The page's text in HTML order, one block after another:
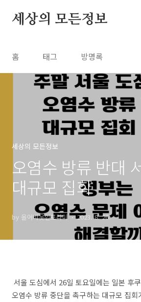
세상의 모든정보
홈 태그 방명록
세상의 모든정보
오염수 방류 반대
대규모 집회
by 올어바웃인포라미 2023. 8. 26.
서울 도심에서 26일 토요일에는 일본 후
오염수 방류 중단을 촉구하는 대규모 집